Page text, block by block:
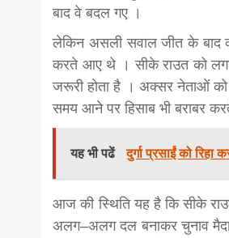
बाद वे बदल गए ।
लेकिन असली सवाल जीत के बाद
करते आए थे । सीके राउत को लगा
जरूरी होता है । अक्सर नेताओं
समय आने पर हिसाब भी बराबर
यह भी पढें दुर्गा प्रसाईं को
आज की स्थिति यह है कि सीके
अलग–अलग दल बनाकर चुनाव